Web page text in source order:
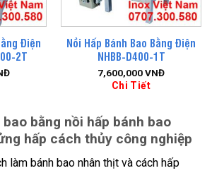
Điện
2T
Nồi Hấp Bánh Bao Bằng Điện
NHBB-D400-1T
7,600,000VNĐ
Chi Tiết
bằng nồi hấp bánh bao
hấp cách thủy công nghiệp
làm bánh bao nhân thịt và cách hấp